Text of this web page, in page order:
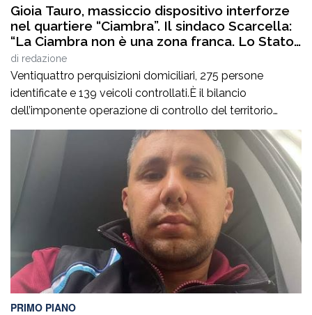
Gioia Tauro, massiccio dispositivo interforze
nel quartiere “Ciambra”. Il sindaco Scarcella:
“La Ciambra non è una zona franca. Lo Stato
c’è e si vede”
di redazione
Ventiquattro perquisizioni domiciliari, 275 persone
identificate e 139 veicoli controllati.È il bilancio
dell’imponente operazione di controllo del territorio
condotta il7 agosto nel quartiere Ciambra di Gioia Tauro,
nell’ambito di un servizio straordinario ad “Alto Impatto”
disposto per rafforzare la presenza delle istituzioni e
contrastare ogni forma di illegalità. Un’azione massiccia
e coordinata che ha visto […]
PRIMO PIANO